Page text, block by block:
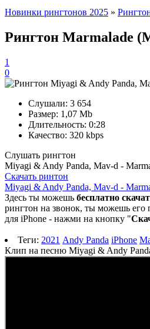
Новинки рингтонов 2025 »
Рингтон Marmalade
1
0
Слушали: 3 654
Размер: 1,07 Mb
Длительность: 0:28
Качество: 320 kbps
Слушать рингтон
Miyagi & Andy Panda, Mav-d -
Скачать ринтон
Miyagi & Andy Panda, Mav-d -
Здесь ты можешь бесплатно
рингтон на звонок, ты можешь его
для iPhone - нажми на кнопку "
Теги: 2021 Andy Panda iPhone
Клип на песню Miyagi & Andy